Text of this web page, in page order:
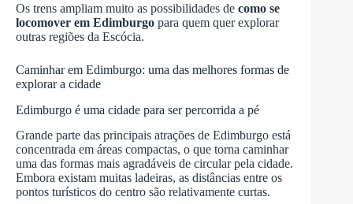
Os trens ampliam muito as possibilidades de como se
locomover em Edimburgo para quem quer explorar
outras regiões da Escócia.
Caminhar em Edimburgo: uma das melhores formas de
explorar a cidade
Edimburgo é uma cidade para ser percorrida a pé
Grande parte das principais atrações de Edimburgo está
concentrada em áreas compactas, o que torna caminhar
uma das formas mais agradáveis de circular pela cidade.
Embora existam muitas ladeiras, as distâncias entre os
pontos turísticos do centro são relativamente curtas.